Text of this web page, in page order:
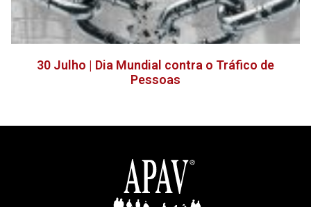
30 Julho | Dia Mundial contra o Tráfico de
Pessoas